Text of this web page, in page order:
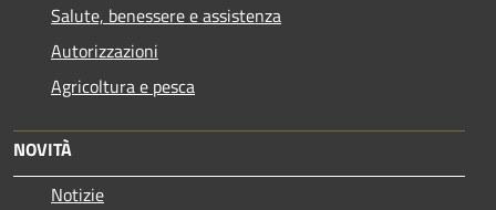
Salute, benessere e assistenza
Autorizzazioni
Agricoltura e pesca
NOVITÀ
Notizie